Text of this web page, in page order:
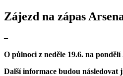
Zájezd na zápas
–
O půlnoci z neděle 19.6. na
Další informace budou následovat